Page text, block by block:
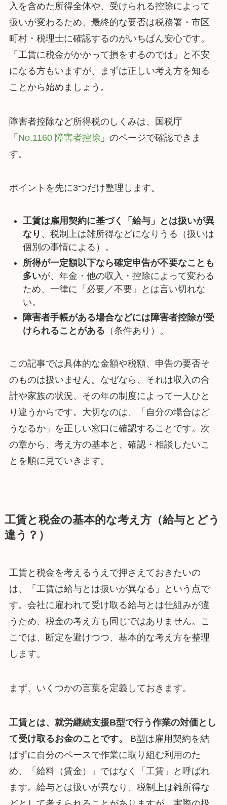
入を含めた所得全体や、受けられる控除によって
扱いが変わるため、最終的な要否は税務署・市区
町村・税理士に確認するのがいちばん安心です。
「工賃に税金がかかって損をするのでは」と不安
になる方もいますが、まずは正しい考え方を知る
ことから始めましょう。
障害者控除など所得税のしくみは、国税庁
「 No.1160 障害者控除 」のページで確認できま
す。
ポイントを先に3つだけ整理します。
工賃は雇用契約に基づく「給与」とは扱いが異
なり 、税制上は雑所得などになりうる（扱いは
個別の事情による）。
所得が一定額以下なら確定申告が不要なことも
多いが、年金・他の収入・控除によって変わる
ため、一律に「必要／不要」とは言い切れな
い。
障害者手帳がある場合などには障害者控除が受
けられることがある （条件あり）。
この記事では具体的な金額や税額、申告の要否そ
のものは扱いません。なぜなら、それは収入の合
計や家族の状況、その年の制度によって一人ひと
り違うからです。大切なのは、「自分の場合はど
うなるか」を正しい窓口に確認することです。次
の章から、考え方の基本と、確認・相談したいこ
とを順に見ていきます。
工賃と税金の基本的な考え方（給与とどう
違う？）
工賃と税金を考えるうえで押さえておきたいの
は、「工賃は給与とは扱いが異なる」という点で
す。会社に雇われて受け取る給与とは仕組みが違
うため、税金の考え方も同じではありません。こ
こでは、断定を避けつつ、基本的な考え方を整理
します。
まず、いくつかの言葉を定義しておきます。
工賃とは、就労継続支援B型で行う作業の対価とし
て受け取るお金のことです。
B型は雇用契約を結
ばずに自分のペースで作業に取り組む利用のた
め、「給料（賃金）」ではなく「工賃」と呼ばれ
ます。給与とは扱いが異なり、税制上は雑所得な